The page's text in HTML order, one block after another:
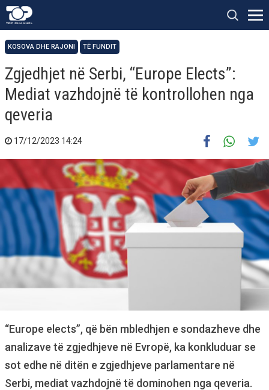
KOSOVA DHE RAJONI TË FUNDIT
​Zgjedhjet në Serbi, “Europe Elects”:
Mediat vazhdojnë të kontrollohen nga
qeveria
17/12/2023 14:24
“Europe elects”, që bën mbledhjen e sondazheve dhe
analizave të zgjedhjeve në Evropë, ka konkluduar se
sot edhe në ditën e zgjedhjeve parlamentare në
Serbi, mediat vazhdojnë të dominohen nga qeveria.